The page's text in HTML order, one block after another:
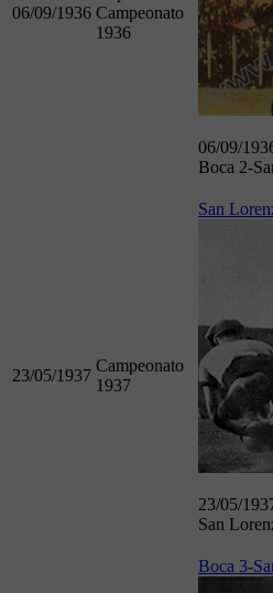
06/09/1936 Campeonato
1936
06/09/
Boca 2-
23/05/1937
Campeonato
1937
San
23/05/
San
Boca 3-